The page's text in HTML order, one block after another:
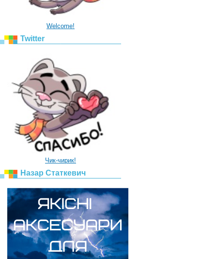
Welcome!
Twitter
Чик-чирик!
Назар Статкевич